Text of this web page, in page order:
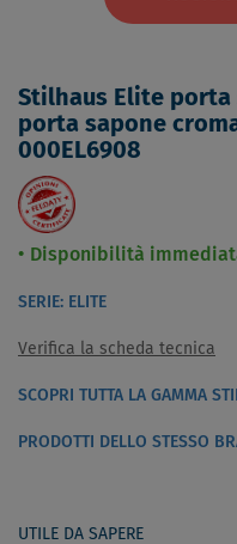
Stilhaus Elite
porta sapone
000EL6908
Disponibilità
SERIE: ELITE
Verifica la scheda tecnica
SCOPRI TUTTA LA GAMMA
PRODOTTI DELLO STESSO
UTILE DA SAPERE